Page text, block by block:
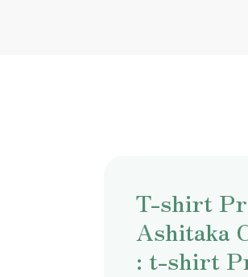
T-shirt
Ashitaka
: t-shirt